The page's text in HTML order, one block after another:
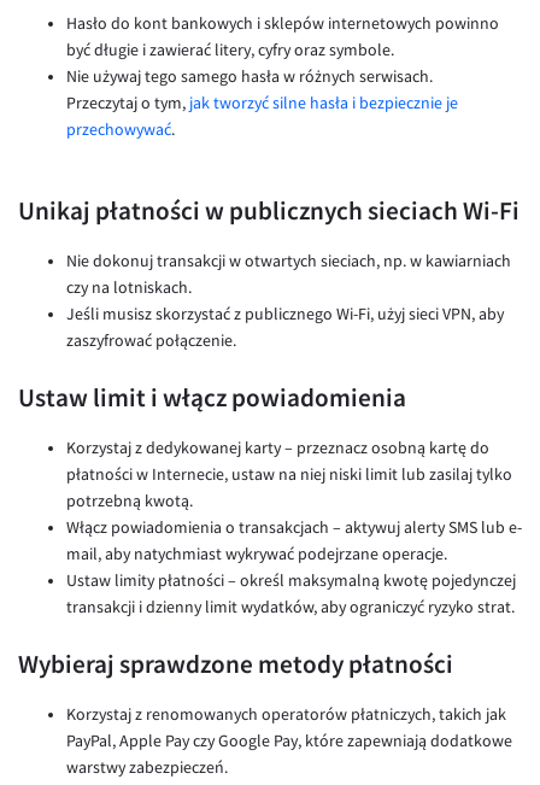
Hasło do kont bankowych i sklepów internetowych powinno
być długie i zawierać litery, cyfry oraz symbole.
Nie używaj tego samego hasła w różnych serwisach.
Przeczytaj o tym, jak tworzyć silne hasła i bezpiecznie je
przechowywać.
Unikaj płatności w publicznych sieciach Wi-Fi
Nie dokonuj transakcji w otwartych sieciach, np. w kawiarniach
czy na lotniskach.
Jeśli musisz skorzystać z publicznego Wi-Fi, użyj sieci VPN, aby
zaszyfrować połączenie.
Ustaw limit i włącz powiadomienia
Korzystaj z dedykowanej karty – przeznacz osobną kartę do
płatności w Internecie, ustaw na niej niski limit lub zasilaj tylko
potrzebną kwotą.
Włącz powiadomienia o transakcjach – aktywuj alerty SMS lub e-
mail, aby natychmiast wykrywać podejrzane operacje.
Ustaw limity płatności – określ maksymalną kwotę pojedynczej
transakcji i dzienny limit wydatków, aby ograniczyć ryzyko strat.
Wybieraj sprawdzone metody płatności
Korzystaj z renomowanych operatorów płatniczych, takich jak
PayPal, Apple Pay czy Google Pay, które zapewniają dodatkowe
warstwy zabezpieczeń.